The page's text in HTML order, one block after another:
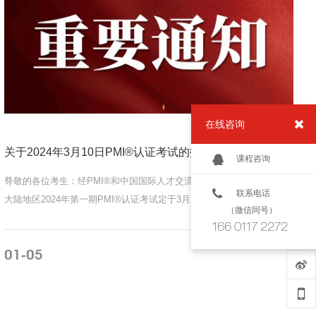
关于2024年3月10日PMI®认证考试的报名通知
01-05
尊敬的各位考生：经PMI®和中国国际人才交流基金会研究决定，中国
大陆地区2024年第一期PMI®认证考试定于3月10日举办。在基金会网站
MORE
在线咨询
课程咨询
联系电话
（微信同号）
166 0117 2272